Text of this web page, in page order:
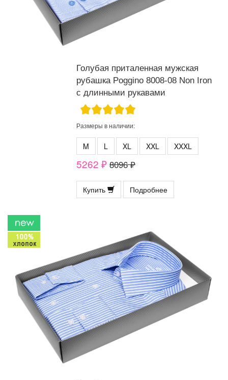
Голубая приталенная мужская
рубашка Poggino 8008-08 Non Iron
с длинными рукавами
Размеры в наличии:
M L XL XXL XXXL
5262 ₽ 8096 ₽
Купить Подробнее